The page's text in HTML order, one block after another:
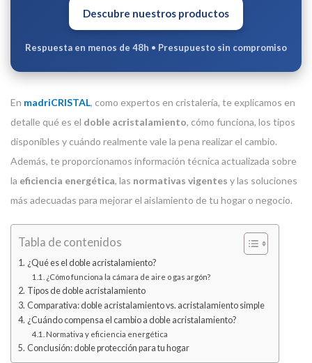
Descubre nuestros productos
Respuesta en menos de 48h • Presupuesto sin compromiso
En madriCRISTAL, como expertos en cristalería, te explicamos en
detalle qué es el doble acristalamiento, cómo funciona, los tipos
disponibles y cuándo realmente vale la pena realizar el cambio.
Además, te proporcionamos información técnica actualizada sobre
la eficiencia energética, las normativas vigentes y las soluciones
más adecuadas para mejorar el aislamiento de tu hogar o negocio.
Tabla de contenidos
¿Qué es el doble acristalamiento?
¿Cómo funciona la cámara de aire o gas argón?
Tipos de doble acristalamiento
Comparativa: doble acristalamiento vs. acristalamiento simple
¿Cuándo compensa el cambio a doble acristalamiento?
Normativa y eficiencia energética
Conclusión: doble protección para tu hogar